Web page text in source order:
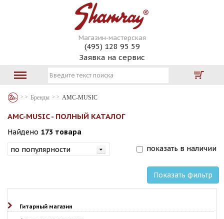
Магазин-мастерская
(495) 128 95 59
Заявка на сервис
Бренды AMC-MUSIC
AMC-MUSIC - ПОЛНЫЙ КАТАЛОГ
Найдено 173 товара
показать в наличии
Показать фильтр
Гитарный магазин